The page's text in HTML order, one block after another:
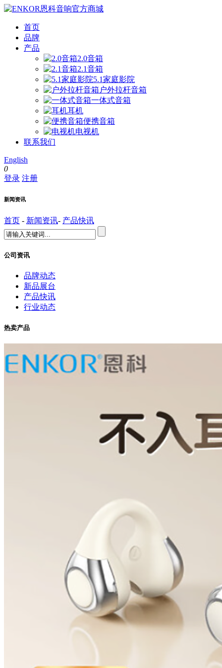
首页
品牌
产品
2.0音箱
2.1音箱
5.1家庭影院
户外拉杆音箱
一体式音箱
耳机
便携音箱
电视机
联系我们
English
0
登录 注册
新闻资讯
首页 - 新闻资讯- 产品快讯
公司资讯
品牌动态
新品展台
产品快讯
行业动态
热卖产品